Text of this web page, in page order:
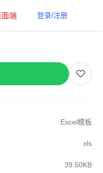
端 登录/注册
Excel模板
xls
39.50KB